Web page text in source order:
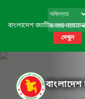
বাংলাদেশ জাতীয় তথ্য বাতায়ন
দেখুন